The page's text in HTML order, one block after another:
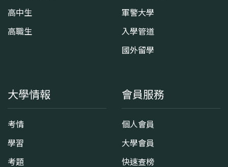
高中生
高職生
軍警大學
入學管道
國外留學
大學情報
考情
學習
考題
會員服務
個人會員
大學會員
快速查榜